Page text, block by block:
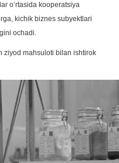
oʻrtasida kooperatsiya
kichik biznes subyektlari
ochadi.
ziyod mahsuloti bilan ishtirok